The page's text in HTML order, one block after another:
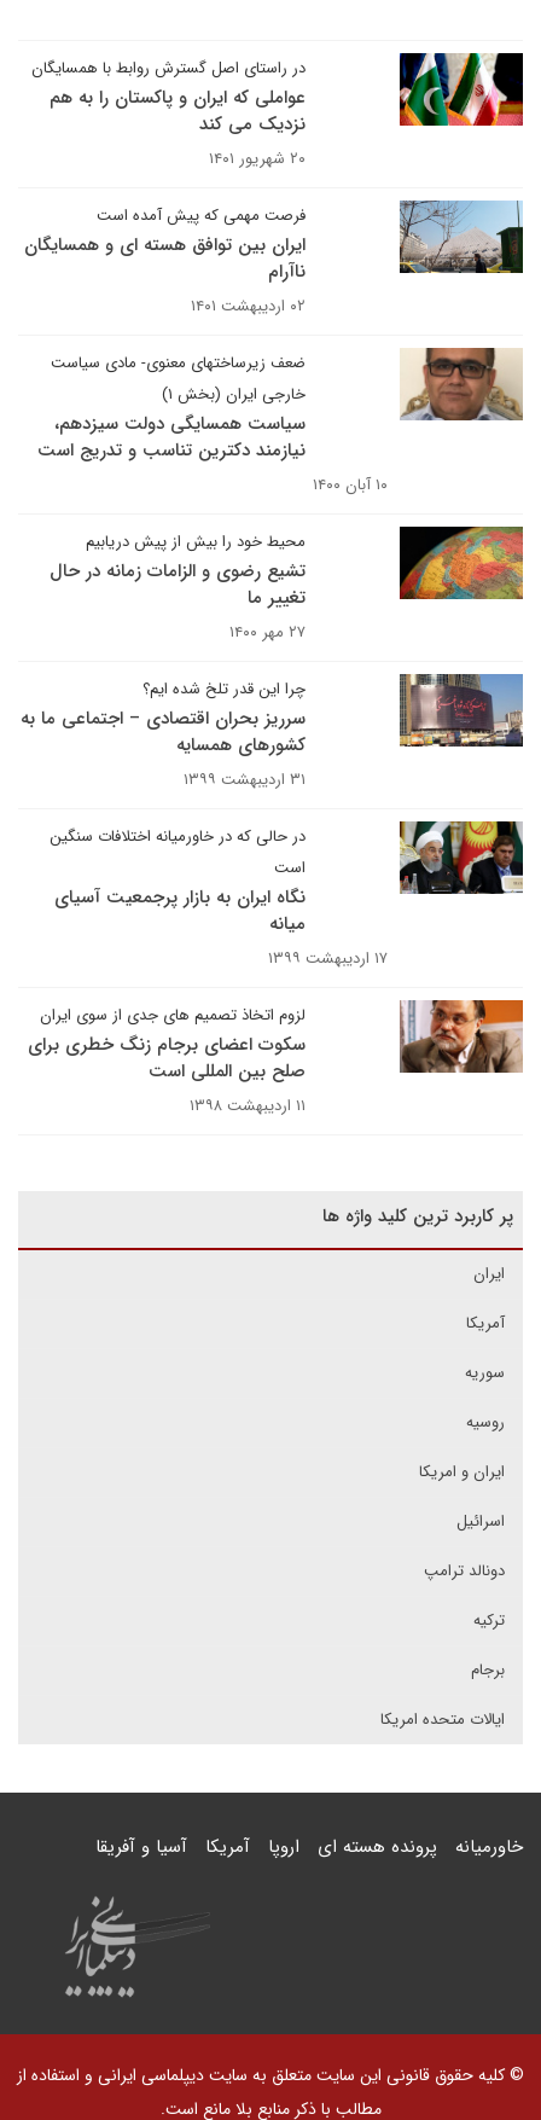
در راستای اصل گسترش روابط با همسایگان
عواملی که ایران و پاکستان را به هم
نزدیک می کند
۲۰ شهریور ۱۴۰۱
فرصت مهمی که پیش آمده است
ایران بین توافق هسته ای و همسایگان
ناآرام
۰۲ اردیبهشت ۱۴۰۱
ضعف زیرساختهای معنوی- مادی سیاست
خارجی ایران (بخش ۱)
سیاست همسایگی دولت سیزدهم،
نیازمند دکترین تناسب و تدریج است
۱۰ آبان ۱۴۰۰
محیط خود را بیش از پیش دریابیم
تشیع رضوی و الزامات زمانه در حال
تغییر ما
۲۷ مهر ۱۴۰۰
چرا این قدر تلخ شده ایم؟
سرریز بحران اقتصادی – اجتماعی ما به
کشورهای همسایه
۳۱ اردیبهشت ۱۳۹۹
در حالی که در خاورمیانه اختلافات سنگین
است
نگاه ایران به بازار پرجمعیت آسیای
میانه
۱۷ اردیبهشت ۱۳۹۹
لزوم اتخاذ تصمیم های جدی از سوی ایران
سکوت اعضای برجام زنگ خطری برای
صلح بین المللی است
۱۱ اردیبهشت ۱۳۹۸
پر کاربرد ترین کلید واژه ها
ایران
آمریکا
سوریه
روسیه
ایران و امریکا
اسرائیل
دونالد ترامپ
ترکیه
برجام
ایالات متحده امریکا
خاورمیانه پرونده هسته ای اروپا آمریکا آسیا و آفریقا
© کلیه حقوق قانونی این سایت متعلق به سایت دیپلماسی ایرانی و استفاده از
مطالب با ذکر منابع بلا مانع است.